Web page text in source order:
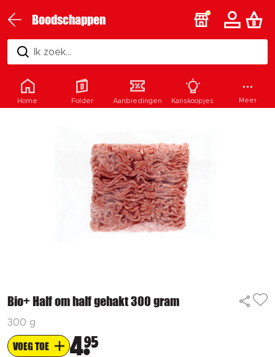
Boodschappen
Ik zoek...
Bio+ Half om half gehakt 300 gram
300 g
VOEG TOE 495
Home Folder Aanbiedingen Kanskoopjes Meer